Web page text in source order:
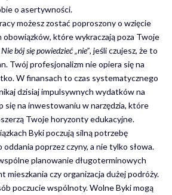
o asertywności.
możesz zostać poproszony o wzięcie
które wykraczają poza Twoje
Nie bój się powiedzieć „nie”, jeśli czujesz, że to
Twój profesjonalizm nie opiera się na
W finansach to czas systematycznego
dzisiaj impulsywnych wydatków na
się na inwestowaniu w narzędzia, które
Twoje horyzonty edukacyjne.
Byki poczują silną potrzebę
poprzez czyny, a nie tylko słowa.
planowanie długoterminowych
mieszkania czy organizacja dużej podróży.
poczucie wspólnoty. Wolne Byki mogą